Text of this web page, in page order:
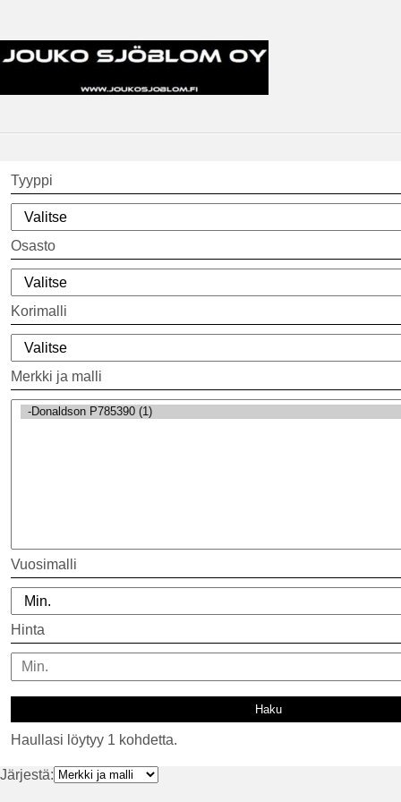
Tyyppi
Osasto
Korimalli
Merkki ja malli
Vuosimalli
Hinta
Haullasi löytyy 1 kohdetta.
Järjestä: